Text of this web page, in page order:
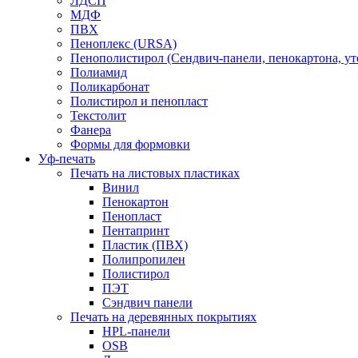
МДФ
ПВХ
Пеноплекс (URSA)
Пенополистирол (Сендвич-панели, пенокартона,
Полиамид
Поликарбонат
Полистирол и пенопласт
Текстолит
Фанера
Формы для формовки
Уф-печать
Печать на листовых пластиках
Винил
Пенокартон
Пенопласт
Пентапринт
Пластик (ПВХ)
Полипропилен
Полистирол
ПЭТ
Сэндвич панели
Печать на деревянных покрытиях
HPL-панели
OSB